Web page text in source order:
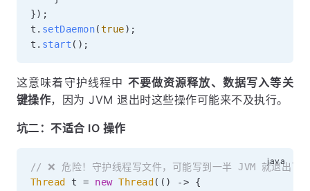
}) ;
t . setDaemon(true) ;
t . start ( ) ;
这意味着守护线程中 不要做资源释放、数据写入等关
键操作，因为 JVM 退出时这些操作可能来不及执行。
坑二：不适合 IO 操作
// ❌ 危险！守护线程写文件，可能写到一半 JVM 就退出了
Thread
t = new Thread ( ( ) ->
{